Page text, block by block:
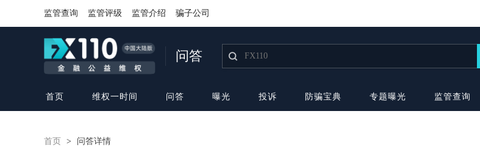
监管查询 监管评级 监管介绍 骗子公司
问答
首页 维权一时间 问答 曝光 投诉 防骗宝典 专题曝光 监管查询
首页 > 问答详情